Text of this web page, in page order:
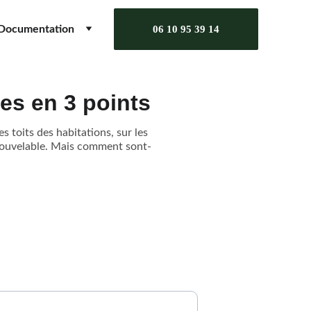
06 10 95 39 14
en 3 points
toits des habitations, sur les
Mais comment sont-